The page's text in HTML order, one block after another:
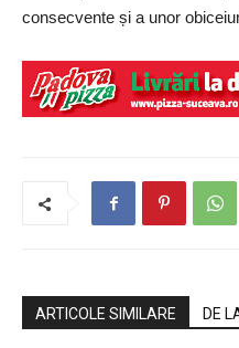
consecvente și a unor
ARTICOLE SIMILARE DE